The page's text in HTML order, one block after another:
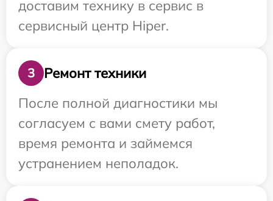
доставим технику в сервис в
сервисный центр Hiper.
3
Ремонт техники
После полной диагностики мы
согласуем с вами смету работ,
время ремонта и займемся
устранением неполадок.